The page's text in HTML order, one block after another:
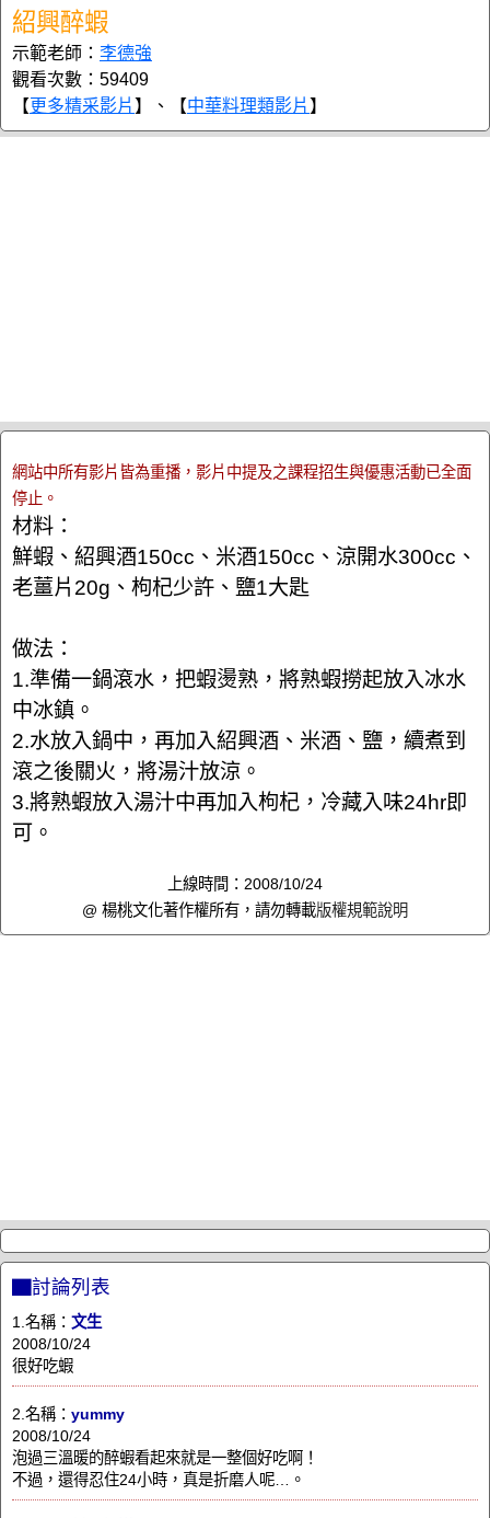
紹興醉蝦
示範老師： 李德強
觀看次數：59409
【更多精采影片 】、【中華料理類影片 】
網站中所有影片皆為重播，影片中提及之課程招生與優惠活動已全面
停止。
材料：
鮮蝦、紹興酒150cc、米酒150cc、涼開水300cc、
老薑片20g、枸杞少許、鹽1大匙
做法：
1.準備一鍋滾水，把蝦燙熟，將熟蝦撈起放入冰水
中冰鎮。
2.水放入鍋中，再加入紹興酒、米酒、鹽，續煮到
滾之後關火，將湯汁放涼。
3.將熟蝦放入湯汁中再加入枸杞，冷藏入味24hr即
可。
上線時間：2008/10/24
@ 楊桃文化著作權所有，請勿轉載版權規範說明
▇討論列表
1.名稱： 文生
2008/10/24
很好吃蝦
2.名稱： yummy
2008/10/24
泡過三溫暖的醉蝦看起來就是一整個好吃啊！
不過，還得忍住24小時，真是折磨人呢…。